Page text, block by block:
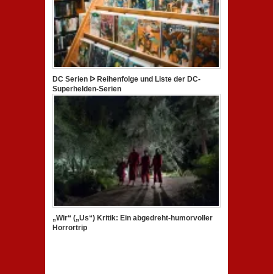
DC Serien ᐅ Reihenfolge und Liste der DC-
Superhelden-Serien
„Wir“ („Us“) Kritik: Ein abgedreht-humorvoller
Horrortrip